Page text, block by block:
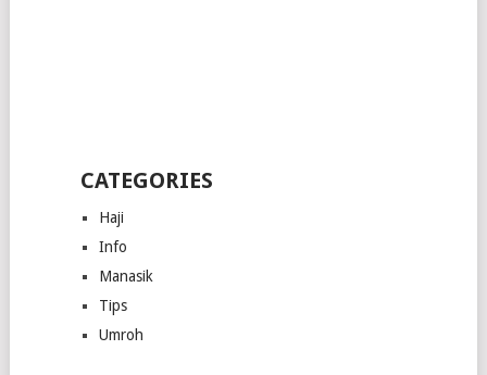
CATEGORIES
Haji
Info
Manasik
Tips
Umroh